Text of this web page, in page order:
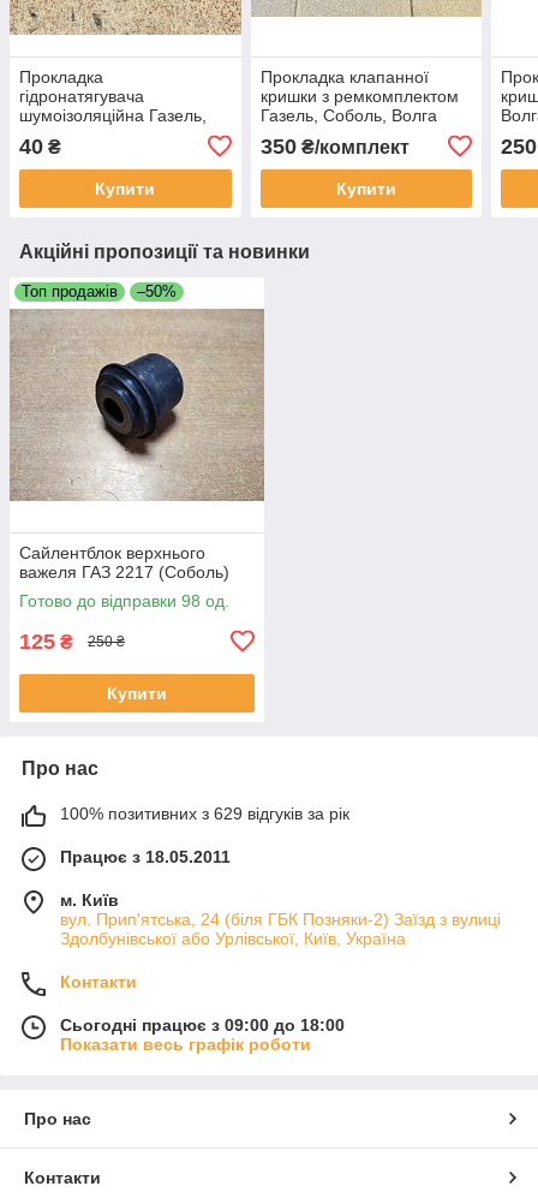
Прокладка
гідронатягувача
шумоізоляційна Газель,
Соболь, Волга, УАЗ (ЗМЗ
405, 406, 409)
40 ₴
Купити
Прокладка клапанної
кришки з ремкомплектом
Газель, Соболь, Волга
(HERZOG)
350₴/комплект
Купити
250
Акційні пропозиції та новинки
Топ продажів –50%
Сайлентблок верхнього
важеля ГАЗ 2217 (Соболь)
Готово до відправки 98 од.
125 ₴ 250 ₴
Купити
Про нас
100% позитивних з 629 відгуків за рік
Працює з 18.05.2011
м. Київ
вул. Прип'ятська, 24 (біля ГБК Позняки-2) Заїзд з вулиці
Здолбунівської або Урлівської, Київ, Україна
Контакти
Сьогодні працює з 09:00 до 18:00
Показати весь графік роботи
Про нас
Контакти